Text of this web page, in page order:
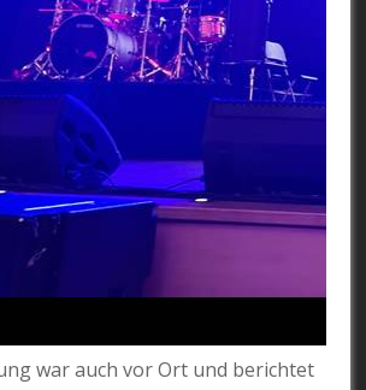
war auch vor Ort und berichtet